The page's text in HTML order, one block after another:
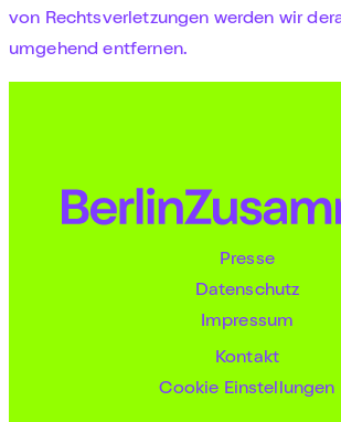
von Rechtsverletzungen werden wir
umgehend entfernen.
Presse
Datenschutz
Impressum
Kontakt
Cookie Einstellungen